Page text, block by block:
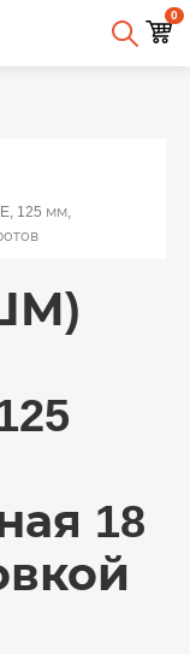
0
125 мм,
18